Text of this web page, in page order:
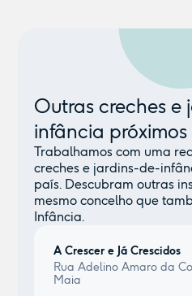
Outras creches e
infância próximos
Trabalhamos com uma
creches e jardins-de-
país. Descubram outras
mesmo concelho que
Infância.
A Crescer e Já Crescidos
Rua Adelino Amaro da
Maia